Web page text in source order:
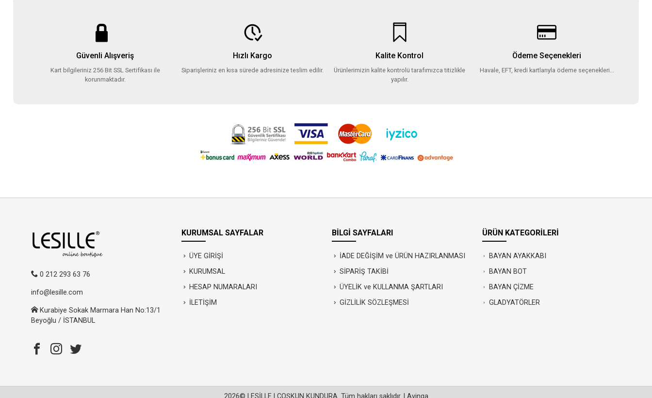
Güvenli Alışveriş
Kart bilgileriniz 256 Bit SSL Sertifikası ile
korunmaktadır.
Hızlı Kargo
Siparişleriniz en kısa sürede adresinize teslim edilir.
Kalite Kontrol
Ürünlerimizin kalite kontrolü tarafımızca titizlikle
yapılır.
Ödeme Seçenekleri
Havale, EFT, kredi kartlarıyla ödeme seçenekleri...
0 212 293 63 76
info@lesille.com
Kurabiye Sokak Marmara Han No:13/1
Beyoğlu / İSTANBUL
KURUMSAL SAYFALAR
ÜYE GİRİŞİ
KURUMSAL
HESAP NUMARALARI
İLETİŞİM
BİLGİ SAYFALARI
İADE DEĞİŞİM ve ÜRÜN HAZIRLANMASI
SİPARİŞ TAKİBİ
ÜYELİK ve KULLANMA ŞARTLARI
GİZLİLİK SÖZLEŞMESİ
ÜRÜN KATEGORİLERİ
BAYAN AYAKKABI
BAYAN BOT
BAYAN ÇİZME
GLADYATÖRLER
2026© LESİLLE | COŞKUN KUNDURA. Tüm hakları saklıdır. | Avinga